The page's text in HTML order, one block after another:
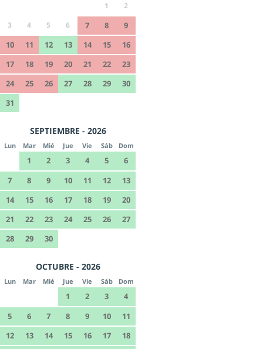
1
2
3
4 5 6 7 8
9
10
11 12 13 14 15
16
17
18 19 20 21 22
23
24
25 26 27 28 29
30
31
SEPTIEMBRE - 2026
Lun Mar Mié Jue Vie Sáb Dom
1 2 3 4 5
6
7
8 9 10 11 12
13
14
15 16 17 18 19
20
21
22 23 24 25 26
27
28
29 30
OCTUBRE - 2026
Lun Mar Mié Jue Vie Sáb Dom
1 2 3
4
5
6 7 8 9 10
11
12
13 14 15 16 17
18